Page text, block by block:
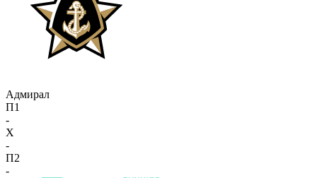
Адмирал
П1
-
X
-
П2
-